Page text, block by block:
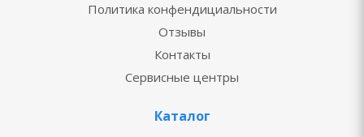
Политика конфендициальности
Отзывы
Контакты
Сервисные центры
Каталог